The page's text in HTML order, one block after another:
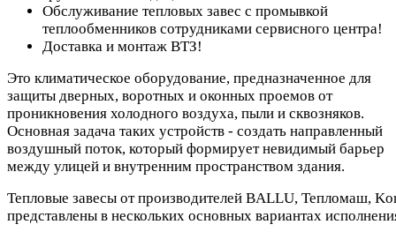
Обслуживание тепловых завес с промывкой
теплообменников сотрудниками сервисного центра!
Доставка и монтаж ВТЗ!
Это климатическое оборудование, предназначенное для
защиты дверных, воротных и оконных проемов от
проникновения холодного воздуха, пыли и сквозняков.
Основная задача таких устройств - создать направленный
воздушный поток, который формирует невидимый барьер
между улицей и внутренним пространством здания.
Тепловые завесы от производителей BALLU, Тепломаш,
представлены в нескольких основных вариантах